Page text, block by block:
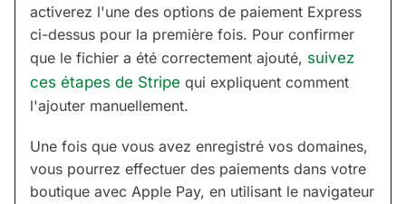
activerez l'une des options de paiement Express
ci-dessus pour la première fois. Pour confirmer
que le fichier a été correctement ajouté, suivez
ces étapes de Stripe qui expliquent comment
l'ajouter manuellement.
Une fois que vous avez enregistré vos domaines,
vous pourrez effectuer des paiements dans votre
boutique avec Apple Pay, en utilisant le navigateur